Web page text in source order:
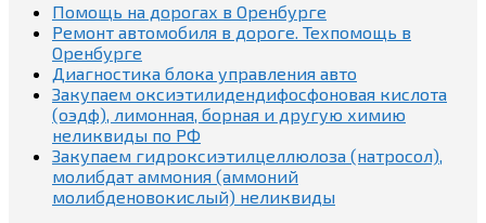
Помощь на дорогах в Оренбурге
Ремонт автомобиля в дороге. Техпомощь в
Оренбурге
Диагностика блока управления авто
Закупаем оксиэтилидендифосфоновая кислота
(оэдф), лимонная, борная и другую химию
неликвиды по РФ
Закупаем гидроксиэтилцеллюлоза (натросол),
молибдат аммония (аммоний
молибденовокислый) неликвиды